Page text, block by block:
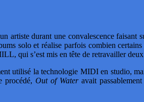
artiste durant une convalescence faisant
solo et réalise parfois combien
qui s’est mis en tête de retravailler
utilisé la technologie MIDI en studio,
procédé,Out of Wateravait